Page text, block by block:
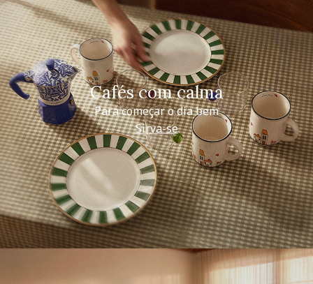
Cafés com calma
Para começar o dia bem
Sirva-se